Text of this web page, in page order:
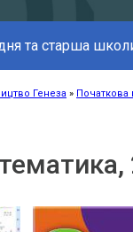
та старша
Генеза Початкова